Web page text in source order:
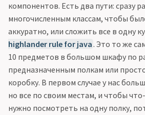
компонентов. Есть два пути: сразу
многочисленным классам, чтобы
аккуратно, или сложить все в одну
highlander rule for java . Это то же
10 предметов в большом шкафу по
предназначенным полкам или
коробку. В первом случае у нас
но все по своим местам, и чтобы
нужно посмотреть на одну полку,